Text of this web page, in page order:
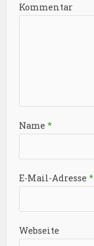
Kommentar
Name*
E-Mail-Adresse*
Webseite